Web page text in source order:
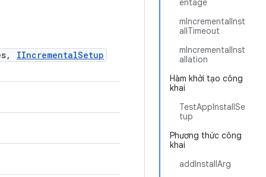
entage
mIncrementalInst
allTimeout
mIncrementalInst
allation
Hàm khởi tạo công
khai
TestAppInstallSe
tup
Phương thức công
khai
addInstallArg
IIncrementalSetup